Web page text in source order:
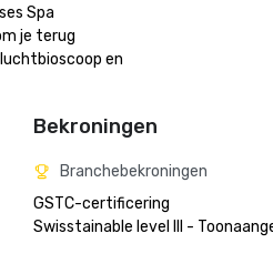
Spa
je terug
en
Bekroningen
Branchebekroningen
GSTC-certificering